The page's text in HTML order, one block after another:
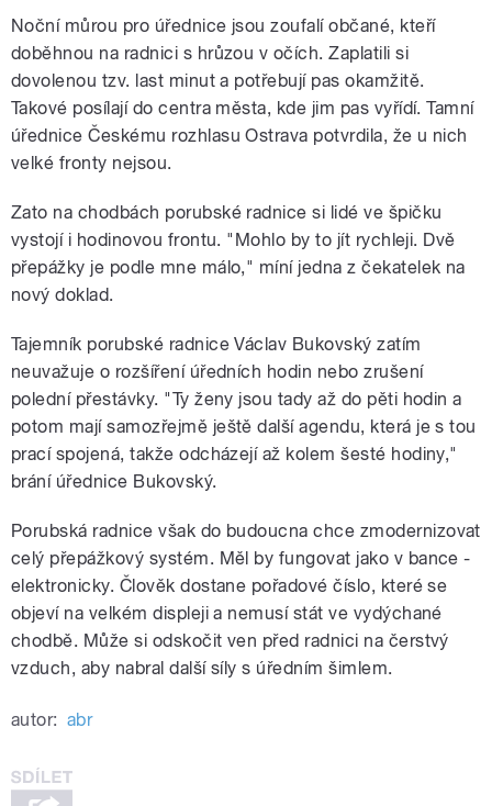
Noční můrou pro úřednice jsou zoufalí občané, kteří
doběhnou na radnici s hrůzou v očích. Zaplatili si
dovolenou tzv. last minut a potřebují pas okamžitě.
Takové posílají do centra města, kde jim pas vyřídí. Tamní
úřednice Českému rozhlasu Ostrava potvrdila, že u nich
velké fronty nejsou.
Zato na chodbách porubské radnice si lidé ve špičku
vystojí i hodinovou frontu. "Mohlo by to jít rychleji. Dvě
přepážky je podle mne málo," míní jedna z čekatelek na
nový doklad.
Tajemník porubské radnice Václav Bukovský zatím
neuvažuje o rozšíření úředních hodin nebo zrušení
polední přestávky. "Ty ženy jsou tady až do pěti hodin a
potom mají samozřejmě ještě další agendu, která je s tou
prací spojená, takže odcházejí až kolem šesté hodiny,"
brání úřednice Bukovský.
Porubská radnice však do budoucna chce zmodernizovat
celý přepážkový systém. Měl by fungovat jako v bance -
elektronicky. Člověk dostane pořadové číslo, které se
objeví na velkém displeji a nemusí stát ve vydýchané
chodbě. Může si odskočit ven před radnici na čerstvý
vzduch, aby nabral další síly s úředním šimlem.
autor: abr